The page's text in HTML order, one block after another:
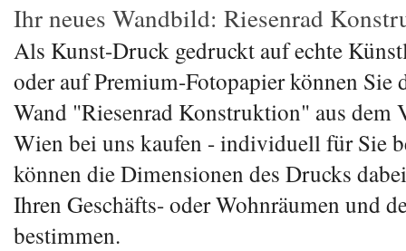
Ihr neues Wandbild: Riesenrad
Als Kunst-Druck gedruckt auf echte
oder auf Premium-Fotopapier können Sie
Wand "Riesenrad Konstruktion" aus dem
Wien bei uns kaufen - individuell für Sie
können die Dimensionen des Drucks
Ihren Geschäfts- oder Wohnräumen und
bestimmen.